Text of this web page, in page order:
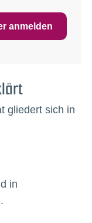
anmelden
gliedert sich in
in